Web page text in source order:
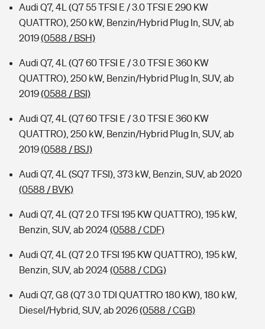
Audi Q7, 4L (Q7 55 TFSI E / 3.0 TFSI E 290 KW
QUATTRO), 250 kW, Benzin/Hybrid Plug In, SUV, ab
2019(0588 / BSH)
Audi Q7, 4L (Q7 60 TFSI E / 3.0 TFSI E 360 KW
QUATTRO), 250 kW, Benzin/Hybrid Plug In, SUV, ab
2019(0588 / BSI)
Audi Q7, 4L (Q7 60 TFSI E / 3.0 TFSI E 360 KW
QUATTRO), 250 kW, Benzin/Hybrid Plug In, SUV, ab
2019(0588 / BSJ)
Audi Q7, 4L (SQ7 TFSI), 373 kW, Benzin, SUV, ab 2020
(0588 / BVK)
Audi Q7, 4L (Q7 2.0 TFSI 195 KW QUATTRO), 195 kW,
Benzin, SUV, ab 2024(0588 / CDF)
Audi Q7, 4L (Q7 2.0 TFSI 195 KW QUATTRO), 195 kW,
Benzin, SUV, ab 2024(0588 / CDG)
Audi Q7, G8 (Q7 3.0 TDI QUATTRO 180 KW), 180 kW,
Diesel/Hybrid, SUV, ab 2026(0588 / CGB)